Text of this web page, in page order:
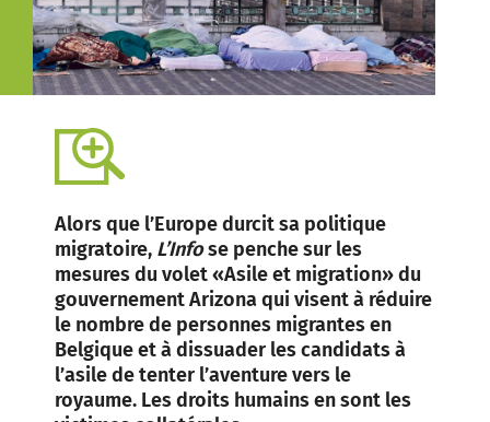
Alors que l’Europe durcit sa politique
migratoire, L’Infose penche sur les
mesures du volet «Asile et migration» du
gouvernement Arizona qui visent à réduire
le nombre de personnes migrantes en
Belgique et à dissuader les candidats à
l’asile de tenter l’aventure vers le
royaume. Les droits humains en sont les